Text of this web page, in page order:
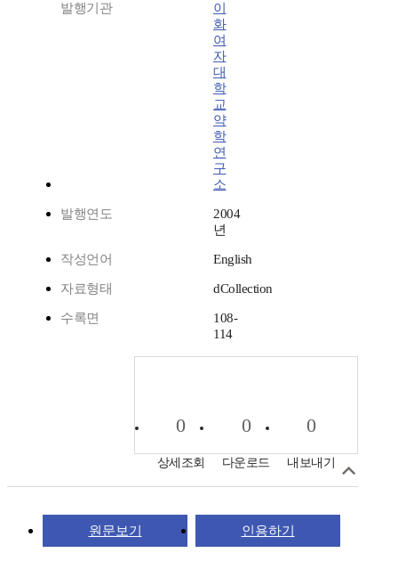
발행기관
이
화
여
자
대
학
교
약
학
연
구
소
발행연도
2004
년
작성언어 English
자료형태 dCollection
수록면
108-
114
0
상세조회
0
다운로드
0
내보내기
원문보기 인용하기